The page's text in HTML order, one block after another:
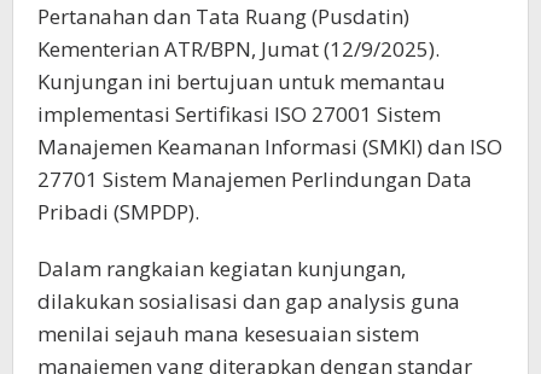
Pertanahan dan Tata Ruang (Pusdatin)
Kementerian ATR/BPN, Jumat (12/9/2025).
Kunjungan ini bertujuan untuk memantau
implementasi Sertifikasi ISO 27001 Sistem
Manajemen Keamanan Informasi (SMKI) dan ISO
27701 Sistem Manajemen Perlindungan Data
Pribadi (SMPDP).
Dalam rangkaian kegiatan kunjungan,
dilakukan sosialisasi dan gap analysis guna
menilai sejauh mana kesesuaian sistem
manajemen yang diterapkan dengan standar